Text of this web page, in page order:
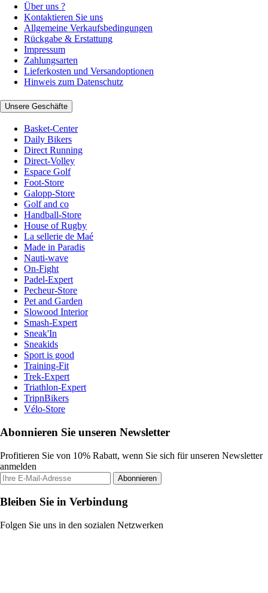
Über uns ?
Kontaktieren Sie uns
Allgemeine Verkaufsbedingungen
Rückgabe & Erstattung
Impressum
Zahlungsarten
Lieferkosten und Versandoptionen
Hinweis zum Datenschutz
Unsere Geschäfte
Basket-Center
Daily Bikers
Direct Running
Direct-Volley
Espace Golf
Foot-Store
Galopp-Store
Golf and co
Handball-Store
House of Rugby
La sellerie de Maé
Made in Paradis
Nauti-wave
On-Fight
Padel-Expert
Pecheur-Store
Pet and Garden
Slowood Interior
Smash-Expert
Sneak'In
Sneakids
Sport is good
Training-Fit
Trek-Expert
Triathlon-Expert
TripnBikers
Vélo-Store
Abonnieren Sie unseren Newsletter
Profitieren Sie von 10% Rabatt, wenn Sie sich für unseren Newsletter
anmelden
Abonnieren
Bleiben Sie in Verbindung
Folgen Sie uns in den sozialen Netzwerken